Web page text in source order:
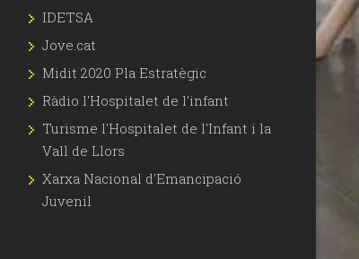
IDETSA
Jove.cat
Midit 2020 Pla Estratègic
Ràdio l'Hospitalet de l'infant
Turisme l'Hospitalet de l'Infant i la
Vall de Llors
Xarxa Nacional d'Emancipació
Juvenil